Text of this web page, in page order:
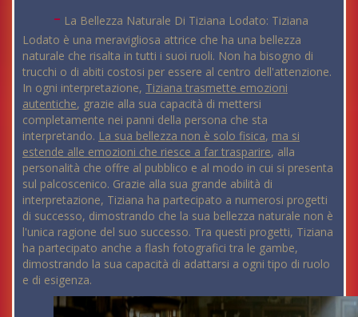
- La Bellezza Naturale Di Tiziana Lodato: Tiziana
Lodato è una meravigliosa attrice che ha una bellezza
naturale che risalta in tutti i suoi ruoli. Non ha bisogno di
trucchi o di abiti costosi per essere al centro dell'attenzione.
In ogni interpretazione, Tiziana trasmette emozioni
autentiche, grazie alla sua capacità di mettersi
completamente nei panni della persona che sta
interpretando. La sua bellezza non è solo fisica, ma si
estende alle emozioni che riesce a far trasparire, alla
personalità che offre al pubblico e al modo in cui si presenta
sul palcoscenico. Grazie alla sua grande abilità di
interpretazione, Tiziana ha partecipato a numerosi progetti
di successo, dimostrando che la sua bellezza naturale non è
l'unica ragione del suo successo. Tra questi progetti, Tiziana
ha partecipato anche a flash fotografici tra le gambe,
dimostrando la sua capacità di adattarsi a ogni tipo di ruolo
e di esigenza.